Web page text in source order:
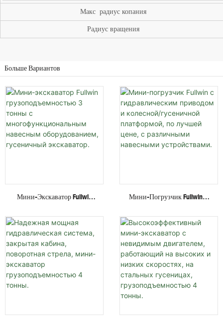
Макс радиус копания
Радиус вращения
Больше Вариантов
Мини-Экскаватор Fullwin
Тонны С
Многофункциональным
Навесным Оборудованием,
Гусеничный Экскаватор.
Мини-Погрузчик Fullwin С
И Колесной/гусеничной
Платформой, По Лучшей
Цене, С Различными
Навесными Устройствами.